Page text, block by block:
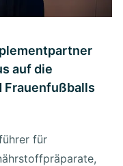
auf die
Frauenfußballs
für